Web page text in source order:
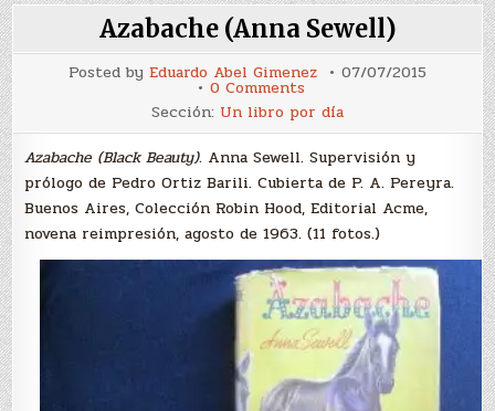
Azabache (Anna Sewell)
Posted by Eduardo Abel Gimenez 07/07/2015
0 Commentson
Azabache
(Anna
Sewell)
Sección: Un libro por día
Azabache (Black Beauty). Anna Sewell. Supervisión y
prólogo de Pedro Ortiz Barili. Cubierta de P. A. Pereyra.
Buenos Aires, Colección Robin Hood, Editorial Acme,
novena reimpresión, agosto de 1963. (11 fotos.)